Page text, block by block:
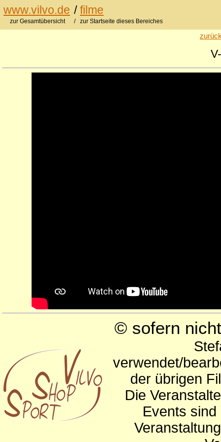
www.vilvo.de /filme
zur Gesamtübersicht / zur Startseite dieses Bereiches
© sofern
verwendet/
der übrigen
Die
Events